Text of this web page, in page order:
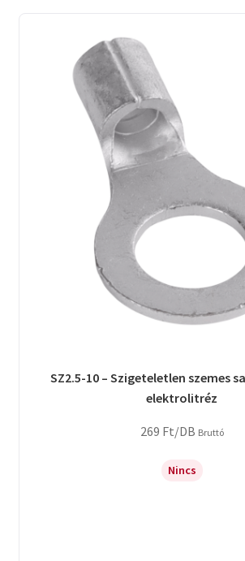
SZ2.5-10 – Szigeteletlen szemes
elektrolitréz
269 Ft/DB Bruttó
Nincs